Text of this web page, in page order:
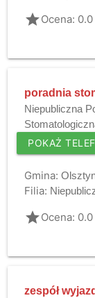
gradeOcena: 0.0
poradnia
Niepubliczna
POKAŻ
Gmina:
Filia:
gradeOcena: 0.0
zespół